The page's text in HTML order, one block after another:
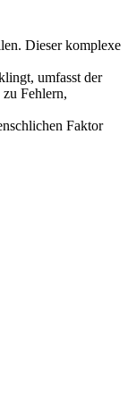
Dieser komplexe
umfasst der
Fehlern,
Faktor